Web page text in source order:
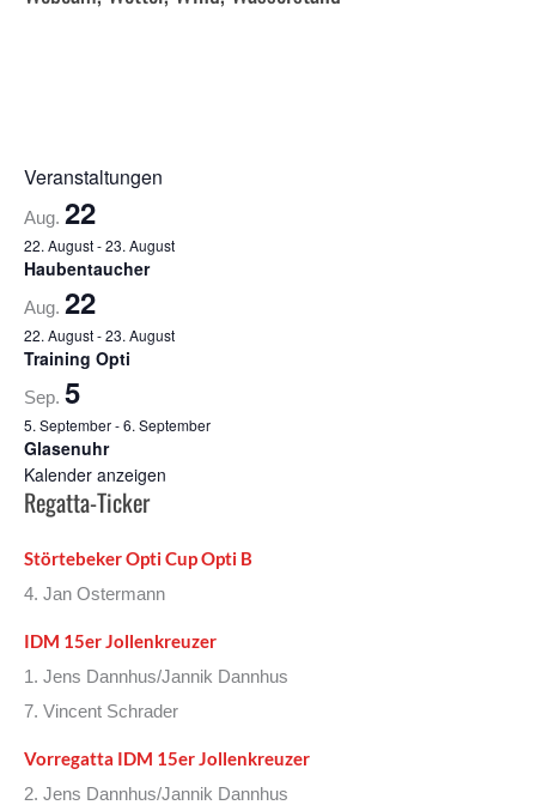
Veranstaltungen
Aug. 22
22. August-23. August
Haubentaucher
Aug. 22
22. August-23. August
Training Opti
Sep. 5
5. September-6. September
Glasenuhr
Kalender anzeigen
Regatta-Ticker
Störtebeker Opti Cup Opti B
4. Jan Ostermann
IDM 15er Jollenkreuzer
1. Jens Dannhus/Jannik Dannhus
7. Vincent Schrader
Vorregatta IDM 15er Jollenkreuzer
2. Jens Dannhus/Jannik Dannhus